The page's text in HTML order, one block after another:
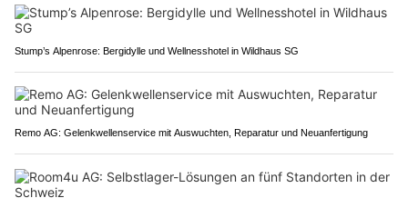
Stump’s Alpenrose: Bergidylle und Wellnesshotel in Wildhaus SG
Remo AG: Gelenkwellenservice mit Auswuchten, Reparatur und Neuanfertigung